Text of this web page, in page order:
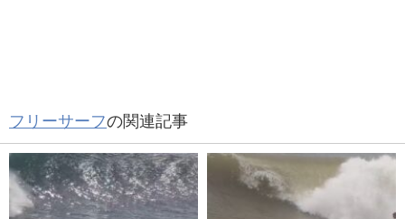
フリーサーフの関連記事